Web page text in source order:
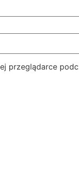
przeglądarce